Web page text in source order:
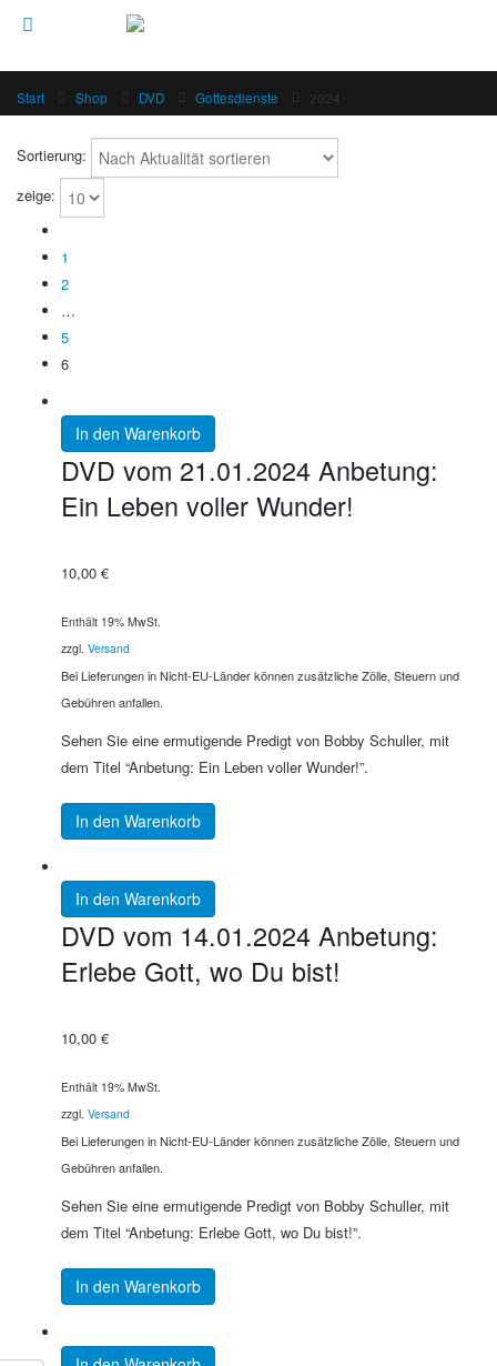
Start Shop DVD Gottesdienste 2024
Sortierung:
zeige:
1
2
…
5
6
In den Warenkorb
DVD vom 21.01.2024 Anbetung:
Ein Leben voller Wunder!
10,00 €
Enthält 19% MwSt.
zzgl. Versand
Bei Lieferungen in Nicht-EU-Länder können zusätzliche Zölle, Steuern und
Gebühren anfallen.
Sehen Sie eine ermutigende Predigt von Bobby Schuller, mit
dem Titel “Anbetung: Ein Leben voller Wunder!”.
In den Warenkorb
In den Warenkorb
DVD vom 14.01.2024 Anbetung:
Erlebe Gott, wo Du bist!
10,00 €
Enthält 19% MwSt.
zzgl. Versand
Bei Lieferungen in Nicht-EU-Länder können zusätzliche Zölle, Steuern und
Gebühren anfallen.
Sehen Sie eine ermutigende Predigt von Bobby Schuller, mit
dem Titel “Anbetung: Erlebe Gott, wo Du bist!”.
In den Warenkorb